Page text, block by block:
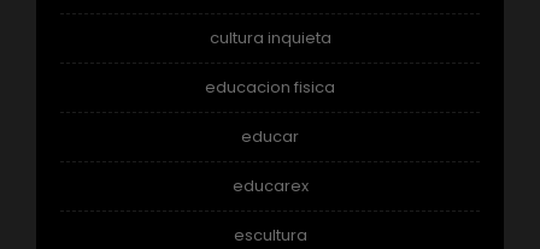
cultura inquieta
educacion fisica
educar
educarex
escultura